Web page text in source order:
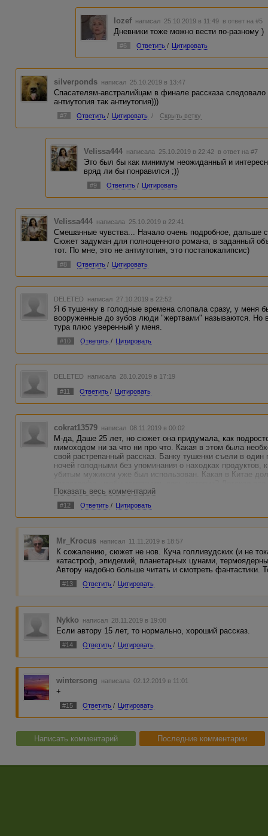
Iozef написал 25.10.2019 в 11:49 в ответ на #5
Дневники тоже можно вести по-разному )
#6 Ответить / Цитировать
silverponds написал 25.10.2019 в 13:47
Спасателям-австралийцам в финале рассказа
антиутопия так антиутопия)))
#7 Ответить / Цитировать / Скрыть ветку
Velissa444 написала 25.10.2019 в 22:42 в ответ на #7
Это был бы как минимум неожиданный и
вряд ли бы понравился ;))
#9 Ответить / Цитировать
Velissa444 написала 25.10.2019 в 22:41
Смешанные чувства... Начало очень подробное, дальше
Сюжет задуман для полноценного романа, в заданный
тот. По мне, это не антиутопия, это постапокалипсис)
#8 Ответить / Цитировать
DELETED написал 27.10.2019 в 22:52
Я б тушенку в голодные времена слопала сразу, у меня
вооруженные до зубов люди "жертвами" называются. Но
тура плюс уверенный у меня.
#10 Ответить / Цитировать
DELETED написала 28.10.2019 в 17:19
#11 Ответить / Цитировать
cokrat13579 написал 08.11.2019 в 00:02
М-да, Даше 25 лет, но сюжет она придумала, как
мимоходом ни за что ни про что. Какая в этом была
свой растрепанный рассказ. Банку тушенки съели в
ночей голодными без упоминания о находках
убитым мужиком уже был использован. Какая в Китае
Показать весь комментарий
#12 Ответить / Цитировать
Mr_Krocus написал 11.11.2019 в 18:57
К сожалению, сюжет не нов. Куча голливудских (и не
катастроф, эпидемий, планетарных цунами,
Автору надобно больше читать и смотреть фантастики.
#13 Ответить / Цитировать
Nykko написал 28.11.2019 в 19:08
Если автору 15 лет, то нормально, хороший рассказ.
#14 Ответить / Цитировать
wintersong написала 02.12.2019 в 11:01
+
#15 Ответить / Цитировать
Написать комментарий Последние комментарии